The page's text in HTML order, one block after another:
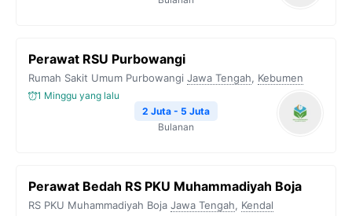
Perawat RSU Purbowangi
Rumah Sakit Umum Purbowangi Jawa Tengah, Kebumen
1 Minggu yang lalu
2 Juta - 5 Juta
Bulanan
Perawat Bedah RS PKU Muhammadiyah Boja
RS PKU Muhammadiyah Boja Jawa Tengah, Kendal